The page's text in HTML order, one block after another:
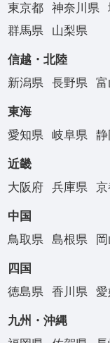
東京都
神奈川県
群馬県
山梨県
信越・北陸
新潟県
長野県 富
東海
愛知県
岐阜県 静
近畿
大阪府
兵庫県
中国
鳥取県
島根県
四国
徳島県
香川県
九州・沖縄